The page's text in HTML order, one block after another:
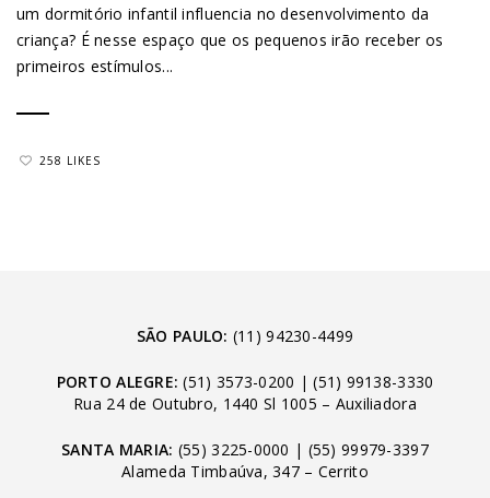
um dormitório infantil influencia no desenvolvimento da
criança? É nesse espaço que os pequenos irão receber os
primeiros estímulos...
258 LIKES
SÃO PAULO: (11) 94230-4499
PORTO ALEGRE: (51) 3573-0200 |(51) 99138-3330
Rua 24 de Outubro, 1440 Sl 1005 – Auxiliadora
SANTA MARIA: (55) 3225-0000 | (55) 99979-3397
Alameda Timbaúva, 347 – Cerrito